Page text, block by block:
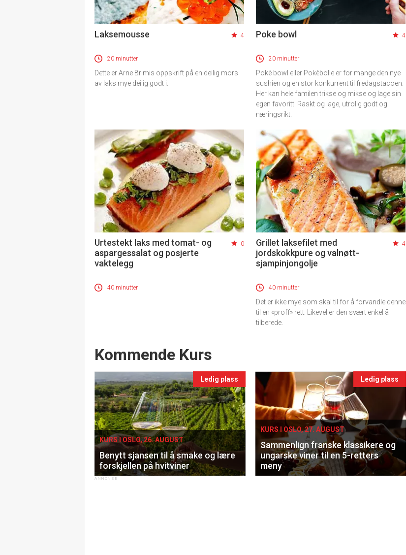
Laksemousse 4
20 minutter
Dette er Arne Brimis oppskrift på en deilig mors
av laks mye deilig godt i.
Poke bowl 4
20 minutter
Pokè bowl eller Pokèbolle er for mange den nye
sushien og en stor konkurrent til fredagstacoen.
Her kan hele familen trikse og mikse og lage sin
egen favoritt. Raskt og lage, utrolig godt og
næringsrikt.
Urtestekt laks med tomat- og
aspargessalat og posjerte
vaktelegg
0
40 minutter
Grillet laksefilet med
jordskokkpure og valnøtt-
sjampinjongolje
4
40 minutter
Det er ikke mye som skal til for å forvandle denne
til en «proff» rett. Likevel er den svært enkel å
tilberede.
Events
Kommende Kurs
Ledig plass
KURS I OSLO, 26. AUGUST
Benytt sjansen til å smake og lære
forskjellen på hvitviner
Ledig plass
KURS I OSLO, 27. AUGUST
Sammenlign franske klassikere og
ungarske viner til en 5-retters
meny